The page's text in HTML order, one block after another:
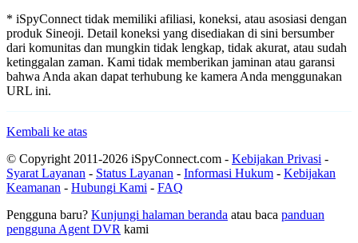
* iSpyConnect tidak memiliki afiliasi, koneksi, atau asosiasi dengan
produk Sineoji. Detail koneksi yang disediakan di sini bersumber
dari komunitas dan mungkin tidak lengkap, tidak akurat, atau sudah
ketinggalan zaman. Kami tidak memberikan jaminan atau garansi
bahwa Anda akan dapat terhubung ke kamera Anda menggunakan
URL ini.
Kembali ke atas
© Copyright 2011-2026 iSpyConnect.com - Kebijakan Privasi -
Syarat Layanan - Status Layanan - Informasi Hukum - Kebijakan
Keamanan - Hubungi Kami - FAQ
Pengguna baru? Kunjungi halaman beranda atau baca panduan
pengguna Agent DVR kami